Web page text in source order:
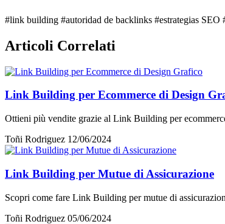
#link building #autoridad de backlinks #estrategias SEO
Articoli Correlati
Link Building per Ecommerce di Design
Ottieni più vendite grazie al Link Building per
Toñi Rodriguez 12/06/2024
Link Building per Mutue di Assicurazione
Scopri come fare Link Building per mutue di
Toñi Rodriguez 05/06/2024